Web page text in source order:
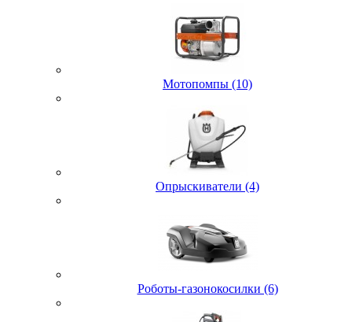
Мотопомпы (10)
Опрыскиватели (4)
Роботы-газонокосилки (6)